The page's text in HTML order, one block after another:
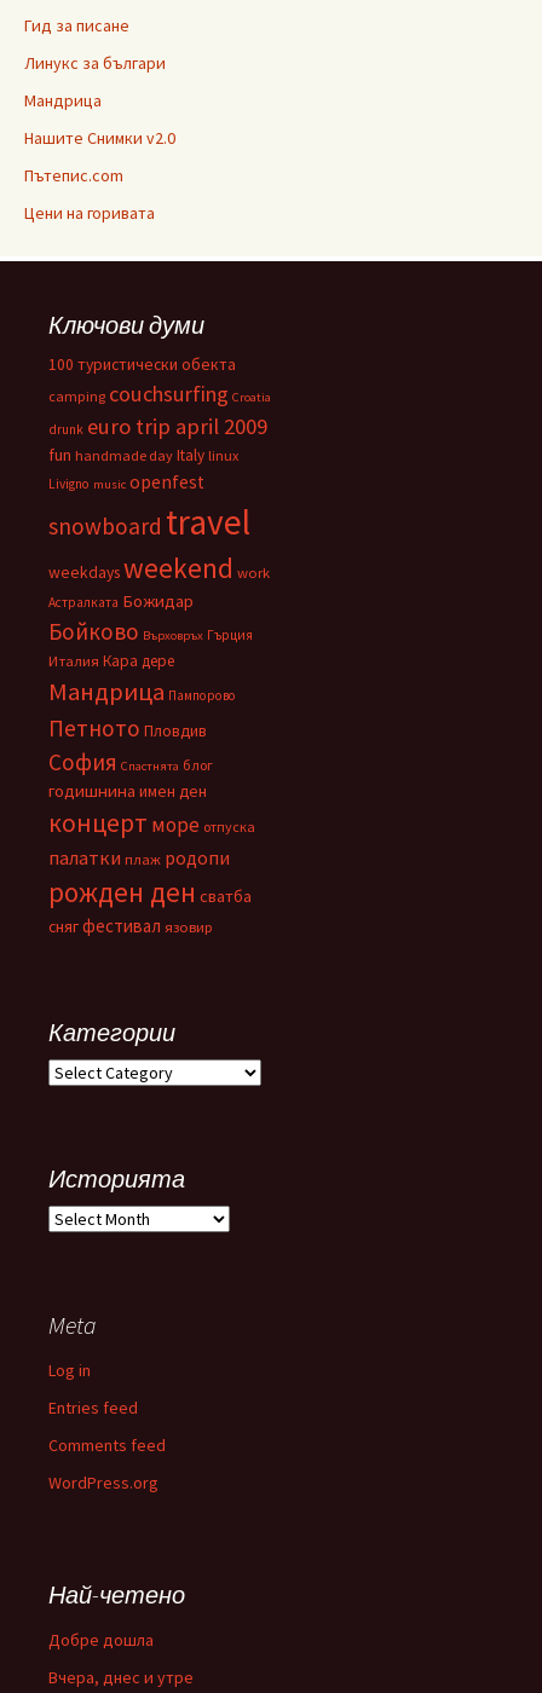
Гид за писане
Линукс за българи
Мандрица
Нашите Снимки v2.0
Пътепис.com
Цени на горивата
Ключови думи
100 туристически обекта
camping couchsurfing Croatia
drunk euro trip april 2009
fun handmade day Italy linux
Livigno music openfest
snowboard travel
weekdaysweekend work
Астралката Божидар
Бойково Върховръх Гърция
Италия Кара дере
Мандрица Пампорово
Петното Пловдив
София Спастнята блог
годишнина имен ден
концерт море отпуска
палатки плаж родопи
рожден ден сватба
снягфестивал язовир
Категории
Категории
Историята
Историята
Meta
Log in
Entries feed
Comments feed
WordPress.org
Най-четено
Добре дошла
Вчера, днес и утре